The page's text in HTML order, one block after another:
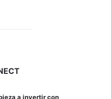
a invertir con